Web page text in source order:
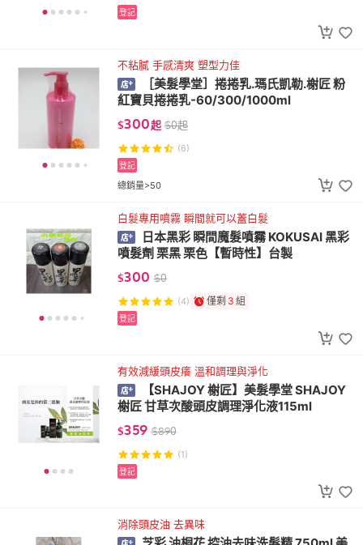
登記
不粘膩 手感清爽 塑型力佳
［美髮學堂］捲捲乳.瑪氏凱勒.榭匠 粉
紅寶貝捲捲乳-60/300/1000ml
$300起 $0起
(6)
總銷量>50
登記
白髮專用噴霧 瞬間就可以蓋白髮
日本黑彩 瞬間魔髮噴霧 KOKUSAI 黑彩
噴髮劑 栗黑 栗色【暫時性】台製
$300 $0
(4) 僅剩 3 組
登記
有效減緩頭皮癢 溫和調理與淨化
【SHAJOY 榭匠】美髮學堂 SHAJOY
榭匠 甘草次酸頭皮調理淨化液115ml
$359 $890
(1)
登記
消除頭皮油 去異味